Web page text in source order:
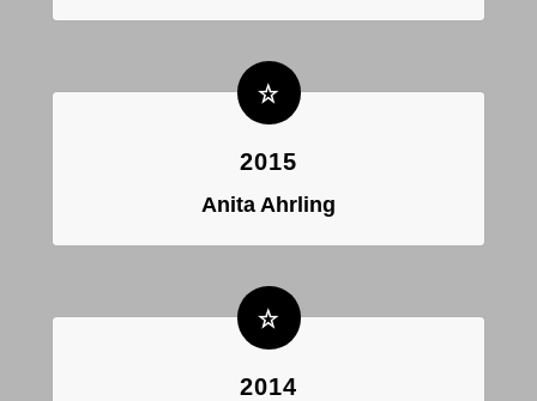
2015
Anita Ahrling
2014